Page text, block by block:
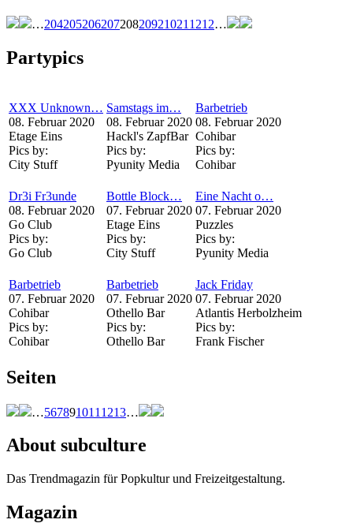
…204205206207208209210211 212…
Partypics
XXX Unknown…
08. Februar 2020
Etage Eins
Pics by:
City Stuff
Samstags im…
08. Februar 2020
Hackl's ZapfBar
Pics by:
Pyunity Media
Barbetrieb
08. Februar 2020
Cohibar
Pics by:
Cohibar
Dr3i Fr3unde
08. Februar 2020
Go Club
Pics by:
Go Club
Bottle Block…
07. Februar 2020
Etage Eins
Pics by:
City Stuff
Eine Nacht o…
07. Februar 2020
Puzzles
Pics by:
Pyunity Media
Barbetrieb
07. Februar 2020
Cohibar
Pics by:
Cohibar
Barbetrieb
07. Februar 2020
Othello Bar
Pics by:
Othello Bar
Jack Friday
07. Februar 2020
Atlantis Herbolzheim
Pics by:
Frank Fischer
Seiten
…567891011 1213…
About subculture
Das Trendmagazin für Popkultur und Freizeitgestaltung.
Magazin